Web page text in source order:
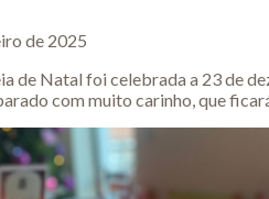
de 2025
de Natal foi celebrada a 23 de
com muito carinho, que